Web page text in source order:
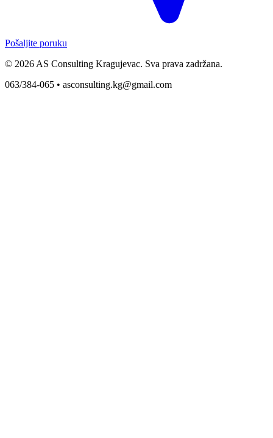
Pošaljite poruku
© 2026 AS Consulting Kragujevac. Sva prava zadržana.
063/384-065 • asconsulting.kg@gmail.com